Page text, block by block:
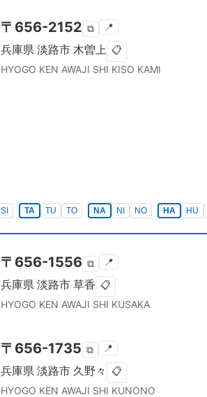
〒 656-2152 ⧉ 📍
兵庫県 淡路市 木曽上 📋
HYOGO KEN AWAJI SHI KISO KAMI
SI TA TU TO NA NI NO HA HU
〒 656-1556 ⧉ 📍
兵庫県 淡路市 草香 📋
HYOGO KEN AWAJI SHI KUSAKA
〒 656-1735 ⧉ 📍
兵庫県 淡路市 久野々 📋
HYOGO KEN AWAJI SHI KUNONO